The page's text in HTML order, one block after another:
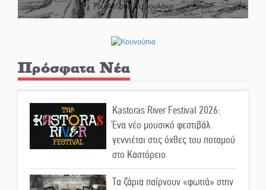
Του Ανδρέα Πετρουλάκη
Πρόσφατα Νέα
Kastoras River Festival 2026:
Ένα νέο μουσικό φεστιβάλ
γεννιέται στις όχθες του ποταμού
στο Καστόρειο
Τα ζάρια παίρνουν «φωτιά» στην